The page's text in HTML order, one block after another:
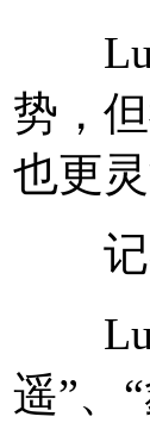
势，
也更灵
记者
遥”、